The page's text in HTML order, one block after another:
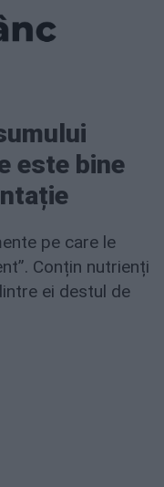
este bine
pe care le
Conțin nutrienți
ei destul de